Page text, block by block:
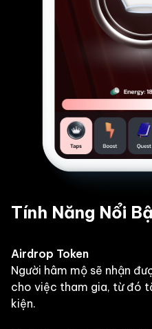
Tính Năng Nổi
Airdrop Token
Người hâm mộ sẽ nhận
cho việc tham gia, từ đó
kiện.